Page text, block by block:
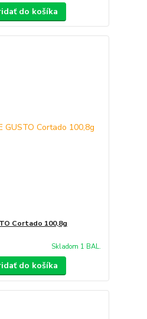
do košíka
Cortado 100,8g
Skladom 1 BAL.
do košíka